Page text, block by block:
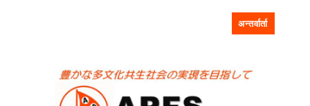
अन्तर्वार्ता